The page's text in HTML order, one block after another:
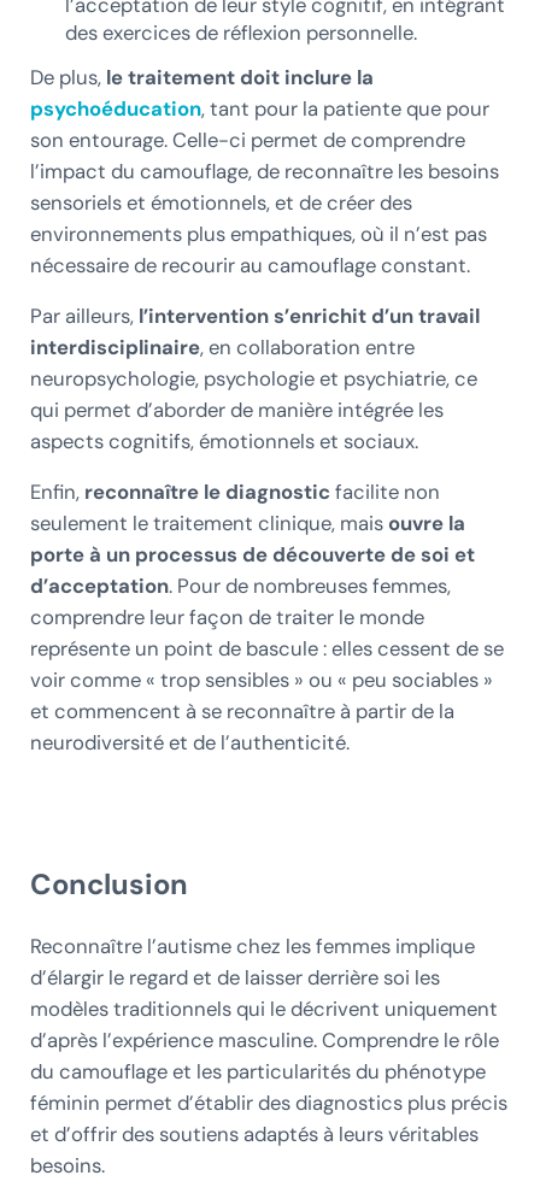
des exercices de réflexion personnelle.
De plus, le traitement doit inclure la
psychoéducation, tant pour la patiente que pour
son entourage. Celle-ci permet de comprendre
l’impact du camouflage, de reconnaître les besoins
sensoriels et émotionnels, et de créer des
environnements plus empathiques, où il n’est pas
nécessaire de recourir au camouflage constant.
Par ailleurs, l’intervention s’enrichit d’un travail
interdisciplinaire, en collaboration entre
neuropsychologie, psychologie et psychiatrie, ce
qui permet d’aborder de manière intégrée les
aspects cognitifs, émotionnels et sociaux.
Enfin, reconnaître le diagnostic facilite non
seulement le traitement clinique, mais ouvre la
porte à un processus de découverte de soi et
d’acceptation. Pour de nombreuses femmes,
comprendre leur façon de traiter le monde
représente un point de bascule : elles cessent de se
voir comme « trop sensibles » ou « peu sociables »
et commencent à se reconnaître à partir de la
neurodiversité et de l’authenticité.
Conclusion
Reconnaître l’autisme chez les femmes implique
d’élargir le regard et de laisser derrière soi les
modèles traditionnels qui le décrivent uniquement
d’après l’expérience masculine. Comprendre le rôle
du camouflage et les particularités du phénotype
féminin permet d’établir des diagnostics plus précis
et d’offrir des soutiens adaptés à leurs véritables
besoins.